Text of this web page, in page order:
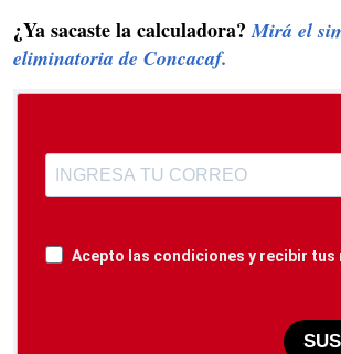
¿Ya sacaste la calculadora?Mirá el
eliminatoria de Concacaf.
Acepto las condiciones y recibir tus